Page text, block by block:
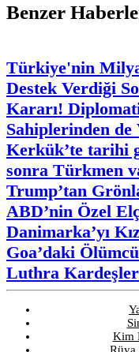
Benzer
Türkiye'nin
Destek Verdiği
Kararı!
Sahiplerinden
Kerkük’te tarihi
sonra Türkmen
Trump’tan
ABD’nin Özel
Danimarka’yı
Goa’daki
Luthra
Kim